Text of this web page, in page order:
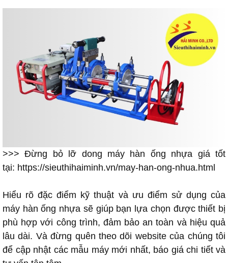
>>> Đừng bỏ lỡ dong máy hàn ống nhựa giá tốt
tại: https://sieuthihaiminh.vn/may-han-ong-nhua.html
Hiểu rõ đặc điểm kỹ thuật và ưu điểm sử dụng của
máy hàn ống nhựa sẽ giúp bạn lựa chọn được thiết bị
phù hợp với công trình, đảm bảo an toàn và hiệu quả
lâu dài. Và đừng quên theo dõi website của chúng tôi
để cập nhật các mẫu máy mới nhất, báo giá chi tiết và